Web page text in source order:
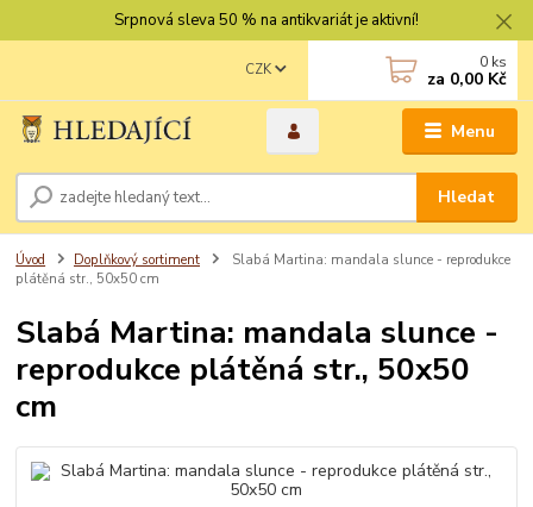
Srpnová sleva 50 % na antikvariát je aktivní!
Menu
CZK
Hledat
0 ks
za 0,00 Kč
Úvod Doplňkový sortiment
Slabá Martina: mandala slunce - reprodukce
plátěná str., 50x50 cm
Slabá Martina: mandala slunce -
reprodukce plátěná str., 50x50
cm